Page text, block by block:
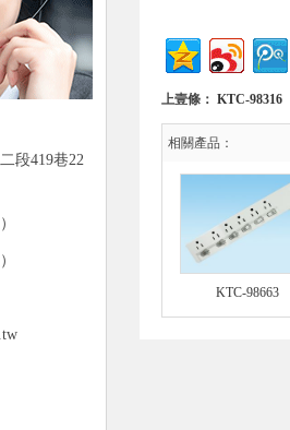
段419巷22
上壹條： KTC-98316
相關產品：
KTC-98663